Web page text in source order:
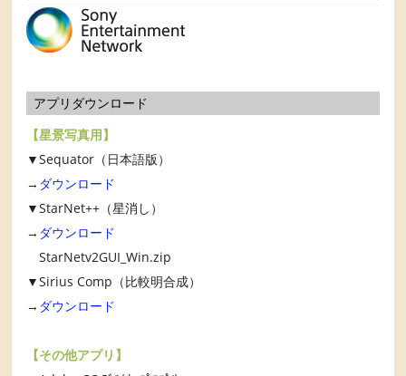
アプリダウンロード
【星景写真用】
▼Sequator（日本語版）
→ ダウンロード
▼StarNet++（星消し）
→ ダウンロード
StarNetv2GUI_Win.zip
▼Sirius Comp（比較明合成）
→ ダウンロード
【その他アプリ】